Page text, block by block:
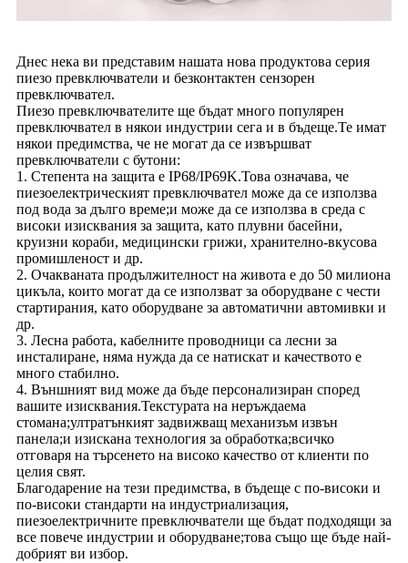
Днес нека ви представим нашата нова продуктова серия
пиезо превключватели и безконтактен сензорен
превключвател.
Пиезо превключвателите ще бъдат много популярен
превключвател в някои индустрии сега и в бъдеще.Те имат
някои предимства, че не могат да се извършват
превключватели с бутони:
1. Степента на защита е IP68/IP69K.Това означава, че
пиезоелектрическият превключвател може да се използва
под вода за дълго време;и може да се използва в среда с
високи изисквания за защита, като плувни басейни,
круизни кораби, медицински грижи, хранително-вкусова
промишленост и др.
2. Очакваната продължителност на живота е до 50 милиона
цикъла, които могат да се използват за оборудване с чести
стартирания, като оборудване за автоматични автомивки и
др.
3. Лесна работа, кабелните проводници са лесни за
инсталиране, няма нужда да се натискат и качеството е
много стабилно.
4. Външният вид може да бъде персонализиран според
вашите изисквания.Текстурата на неръждаема
стомана;ултратънкият задвижващ механизъм извън
панела;и изискана технология за обработка;всичко
отговаря на търсенето на високо качество от клиенти по
целия свят.
Благодарение на тези предимства, в бъдеще с по-високи и
по-високи стандарти на индустриализация,
пиезоелектричните превключватели ще бъдат подходящи за
все повече индустрии и оборудване;това също ще бъде най-
добрият ви избор.